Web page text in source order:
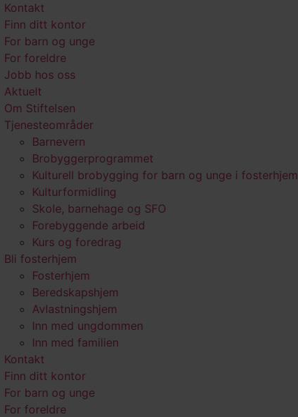
Kontakt
Finn ditt kontor
For barn og unge
For foreldre
Jobb hos oss
Aktuelt
Om Stiftelsen
Tjenesteområder
Barnevern
Brobyggerprogrammet
Kulturell brobygging for barn og unge i fosterhjem
Kulturformidling
Skole, barnehage og SFO
Forebyggende arbeid
Kurs og foredrag
Bli fosterhjem
Fosterhjem
Beredskapshjem
Avlastningshjem
Inn med ungdommen
Inn med familien
Kontakt
Finn ditt kontor
For barn og unge
For foreldre